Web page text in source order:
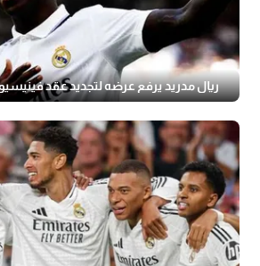
ريال مدريد يرفع عرضه لتجديد عقد